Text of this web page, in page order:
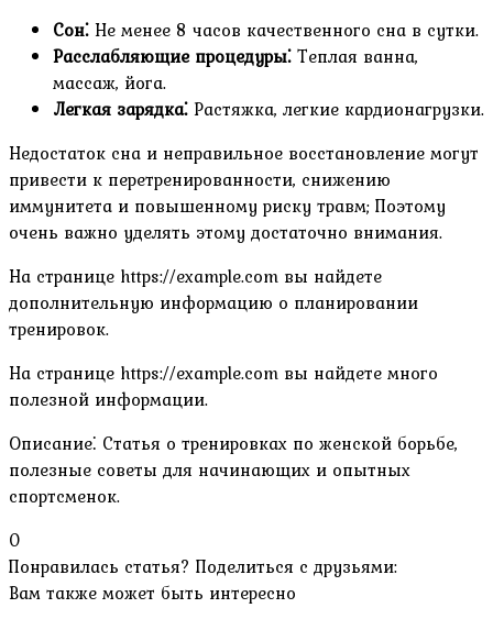
Сон⁚ Не менее 8 часов качественного сна в сутки.
Расслабляющие процедуры⁚ Теплая ванна,
массаж, йога.
Легкая зарядка⁚ Растяжка, легкие кардионагрузки.
Недостаток сна и неправильное восстановление могут
привести к перетренированности, снижению
иммунитета и повышенному риску травм; Поэтому
очень важно уделять этому достаточно внимания.
На странице https://example.com вы найдете
дополнительную информацию о планировании
тренировок.
На странице https://example.com вы найдете много
полезной информации.
Описание⁚ Статья о тренировках по женской борьбе,
полезные советы для начинающих и опытных
спортсменок.
0
Понравилась статья? Поделиться с друзьями:
Вам также может быть интересно